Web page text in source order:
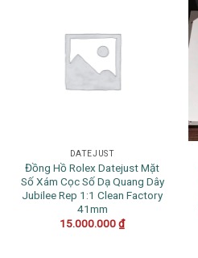
DATEJUST
Đồng Hồ Rolex Datejust Mặt
Số Xám Cọc Số Dạ Quang Dây
Jubilee Rep 1:1 Clean Factory
41mm
15.000.000₫